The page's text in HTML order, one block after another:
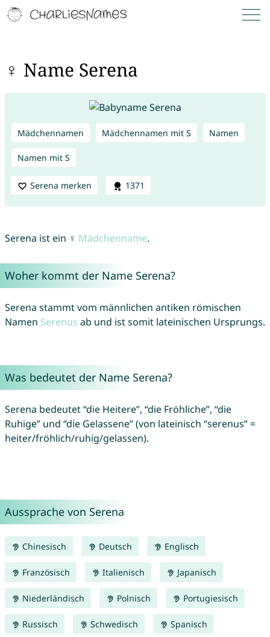
♀ Name Serena
Mädchennamen Mädchennamen mit S Namen
Namen mit S
Serena merken 1371
Serena ist ein ♀ Mädchenname.
Woher kommt der Name Serena?
Serena stammt vom männlichen antiken römischen
Namen Serenus ab und ist somit lateinischen Ursprungs.
Was bedeutet der Name Serena?
Serena bedeutet “die Heitere”, “die Fröhliche”, “die
Ruhige” und “die Gelassene” (von lateinisch “serenus” =
heiter/fröhlich/ruhig/gelassen).
Aussprache von Serena
Chinesisch Deutsch Englisch
Französisch Italienisch Japanisch
Niederländisch Polnisch Portugiesisch
Russisch Schwedisch Spanisch